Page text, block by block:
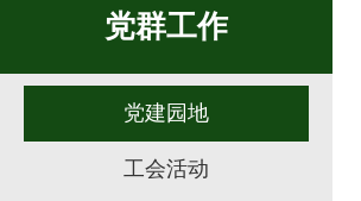
党群工作
党建园地
工会活动